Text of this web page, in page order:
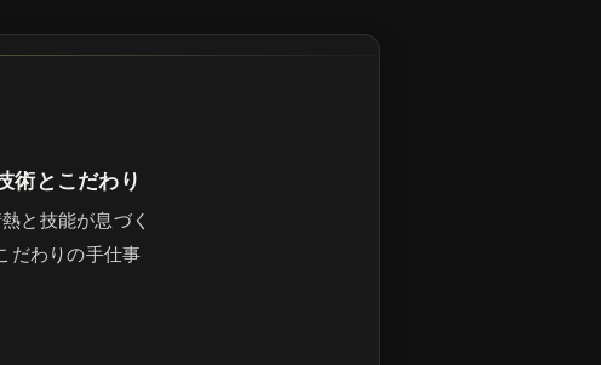
術とこだわり
と技能が息づく
だわりの手仕事